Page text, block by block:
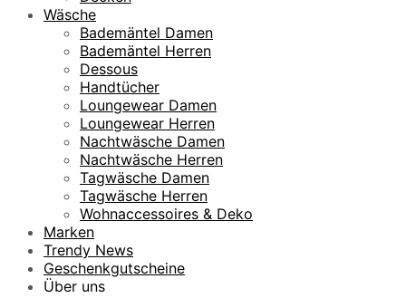
Wäsche
Bademäntel Damen
Bademäntel Herren
Dessous
Handtücher
Loungewear Damen
Loungewear Herren
Nachtwäsche Damen
Nachtwäsche Herren
Tagwäsche Damen
Tagwäsche Herren
Wohnaccessoires & Deko
Marken
Trendy News
Geschenkgutscheine
Über uns